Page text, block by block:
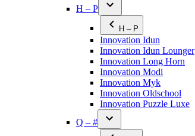
H – P
H – P
Innovation Idun
Innovation Idun Lounger
Innovation Long Horn
Innovation Modi
Innovation Myk
Innovation Oldschool
Innovation Puzzle Luxe
Q – #